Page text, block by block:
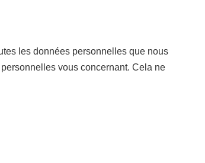
les données personnelles que nous
vous concernant. Cela ne